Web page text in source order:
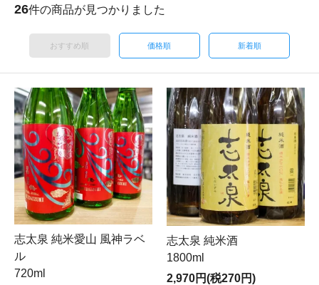
26件の商品が見つかりました
おすすめ順 価格順 新着順
志太泉 純米愛山 風神ラベ
ル
720ml
志太泉 純米酒
1800ml
2,970円(税270円)